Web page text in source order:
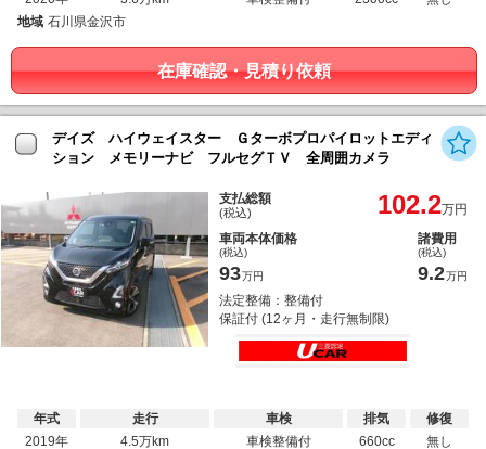
地域 石川県金沢市
在庫確認・見積り依頼
デイズ ハイウェイスター Ｇターボプロパイロットエディ
ション メモリーナビ フルセグＴＶ 全周囲カメラ
支払総額
(税込) 102.2万円
車両本体価格
(税込)
93万円
諸費用
(税込)
9.2万円
法定整備：整備付
保証付 (12ヶ月・走行無制限)
年式
2019年
走行
4.5万km
車検
車検整備付
排気
660cc
修復
無し